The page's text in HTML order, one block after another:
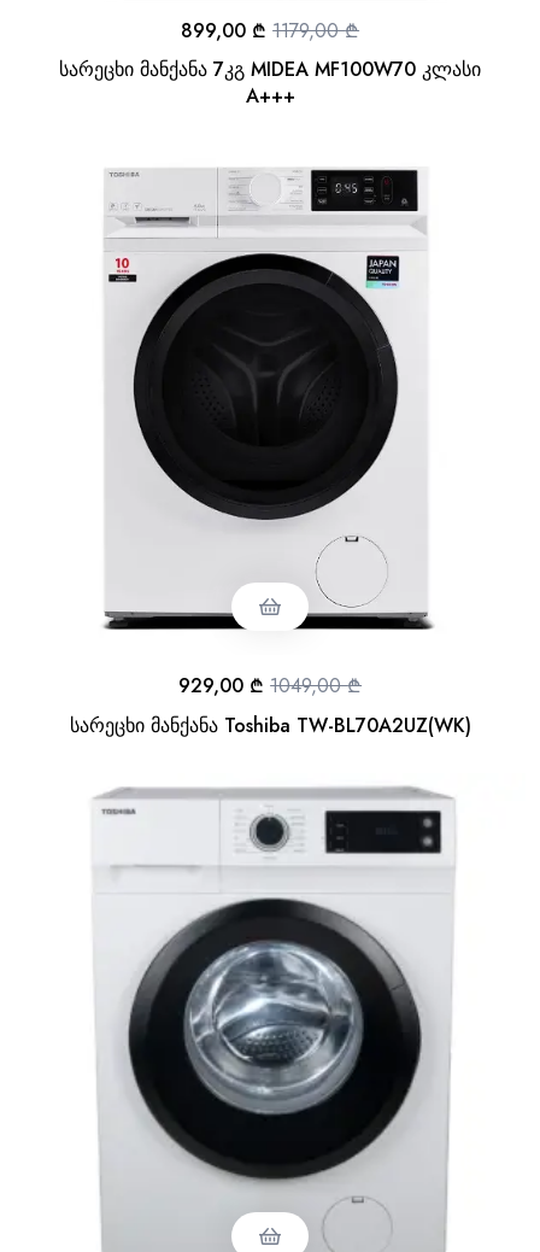
სარეცხი მანქანა 7კგ MIDEA MF100W70 კლასი
A+++
1179,00₾
899,00 ₾
სარეცხი მანქანა Toshiba TW-BL70A2UZ(WK)
1049,00₾
929,00 ₾